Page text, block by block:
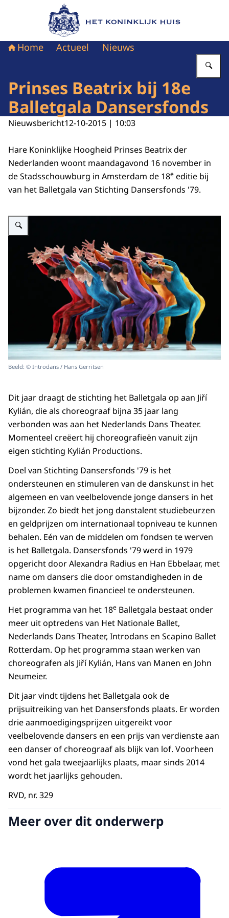
Naar de homepage van Het Koninklijk Huis
Home Actueel Nieuws
Prinses Beatrix bij 18e
Balletgala Dansersfonds
Nieuwsbericht12-10-2015 | 10:03
Hare Koninklijke Hoogheid Prinses Beatrix der
Nederlanden woont maandagavond 16 november in
de Stadsschouwburg in Amsterdam de 18e editie bij
van het Balletgala van Stichting Dansersfonds '79.
Vergroot afbeelding Balletdansers
Beeld: © Introdans / Hans Gerritsen
Dit jaar draagt de stichting het Balletgala op aan Jiří
Kylián, die als choreograaf bijna 35 jaar lang
verbonden was aan het Nederlands Dans Theater.
Momenteel creëert hij choreografieën vanuit zijn
eigen stichting Kylián Productions.
Doel van Stichting Dansersfonds '79 is het
ondersteunen en stimuleren van de danskunst in het
algemeen en van veelbelovende jonge dansers in het
bijzonder. Zo biedt het jong danstalent studiebeurzen
en geldprijzen om internationaal topniveau te kunnen
behalen. Eén van de middelen om fondsen te werven
is het Balletgala. Dansersfonds '79 werd in 1979
opgericht door Alexandra Radius en Han Ebbelaar, met
name om dansers die door omstandigheden in de
problemen kwamen financieel te ondersteunen.
Het programma van het 18e Balletgala bestaat onder
meer uit optredens van Het Nationale Ballet,
Nederlands Dans Theater, Introdans en Scapino Ballet
Rotterdam. Op het programma staan werken van
choreografen als Jiří Kylián, Hans van Manen en John
Neumeier.
Dit jaar vindt tijdens het Balletgala ook de
prijsuitreiking van het Dansersfonds plaats. Er worden
drie aanmoedigingsprijzen uitgereikt voor
veelbelovende dansers en een prijs van verdienste aan
een danser of choreograaf als blijk van lof. Voorheen
vond het gala tweejaarlijks plaats, maar sinds 2014
wordt het jaarlijks gehouden.
RVD, nr. 329
Meer over dit onderwerp